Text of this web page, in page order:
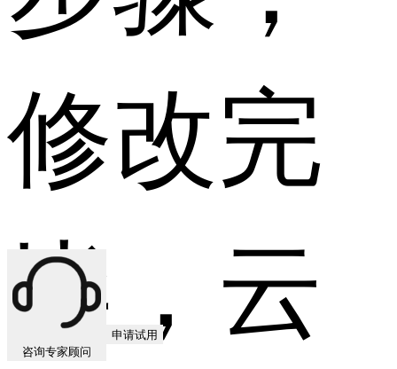
修改完
毕，云
咨询专家顾问
申请试用